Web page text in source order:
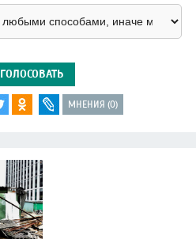
ГОЛОСОВАТЬ
МНЕНИЯ (0)